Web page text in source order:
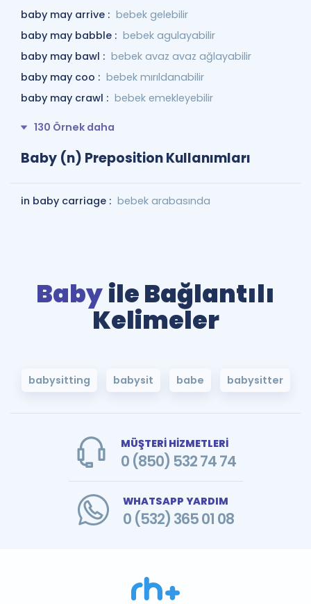
baby may arrive : bebek gelebilir
baby may babble : bebek agulayabilir
baby may bawl : bebek avaz avaz ağlayabilir
baby may coo : bebek mırıldanabilir
baby may crawl : bebek emekleyebilir
130 Örnek daha
Baby (n) Preposition Kullanımları
in baby carriage : bebek arabasında
Babyile Bağlantılı
Kelimeler
babysitting babysit babe babysitter
MÜŞTERİ HİZMETLERİ
0 (850) 532 74 74
WHATSAPP YARDIM
0 (532) 365 01 08